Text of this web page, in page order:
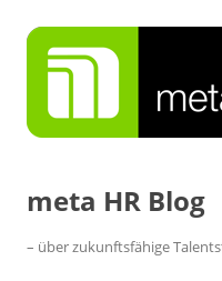
Inhalt
springen
meta HR Blog
– über zukunftsfähige